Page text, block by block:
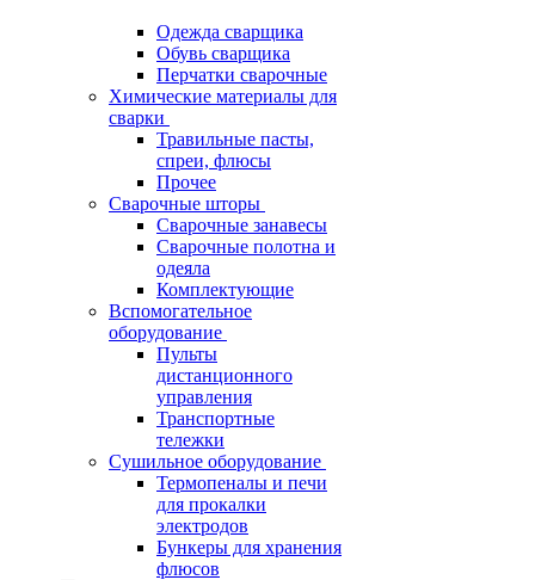
Одежда сварщика
Обувь сварщика
Перчатки сварочные
Химические материалы для
сварки
Травильные пасты,
спреи, флюсы
Прочее
Сварочные шторы
Сварочные занавесы
Сварочные полотна и
одеяла
Комплектующие
Вспомогательное
оборудование
Пульты
дистанционного
управления
Транспортные
тележки
Сушильное оборудование
Термопеналы и печи
для прокалки
электродов
Бункеры для хранения
флюсов